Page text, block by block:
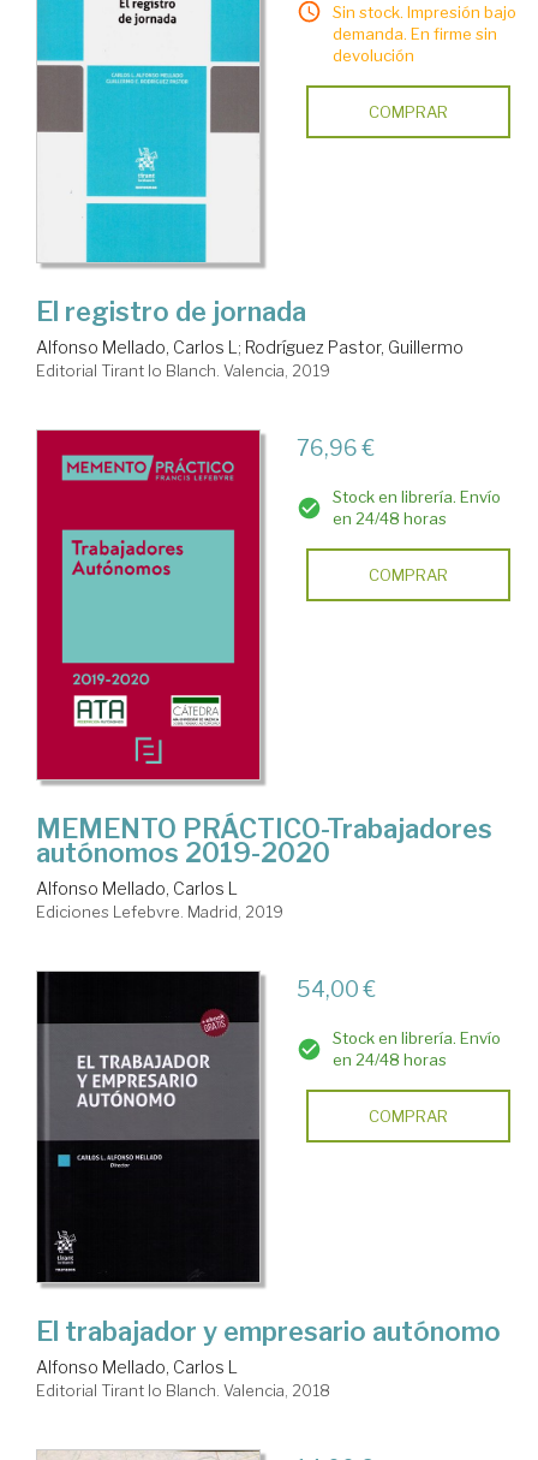
Sin stock. Impresión bajo
demanda. En firme sin
devolución
COMPRAR
El registro de jornada
Alfonso Mellado, Carlos L ; Rodríguez Pastor, Guillermo
Editorial Tirant lo Blanch. Valencia, 2019
76,96 €
Stock en librería. Envío
en 24/48 horas
COMPRAR
MEMENTO PRÁCTICO-Trabajadores
autónomos 2019-2020
Alfonso Mellado, Carlos L
Ediciones Lefebvre. Madrid, 2019
54,00 €
Stock en librería. Envío
en 24/48 horas
COMPRAR
El trabajador y empresario autónomo
Alfonso Mellado, Carlos L
Editorial Tirant lo Blanch. Valencia, 2018